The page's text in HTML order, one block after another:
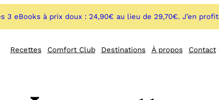
3 eBooks à prix doux : 24,90€ au lieu de 29,70€. J’en
Recettes Comfort Club Destinations À propos Contact